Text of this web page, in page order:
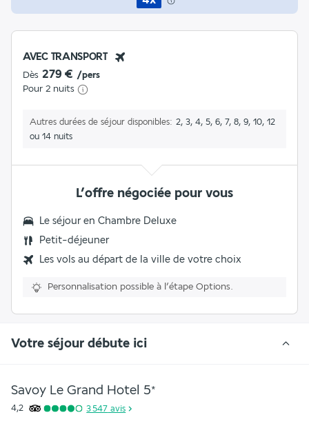
AVEC TRANSPORT
Dès 279 € /pers
Pour 2 nuits
Autres durées de séjour disponibles
2, 3, 4, 5, 6, 7, 8, 9, 10, 12
ou 14 nuits
L’offre négociée pour vous
Le séjour en Chambre Deluxe
Petit-déjeuner
Les vols au départ de la ville de votre choix
Personnalisation possible à l’étape Options.
Votre séjour débute ici
Savoy Le Grand Hotel 5*
4,2 3 547 avis